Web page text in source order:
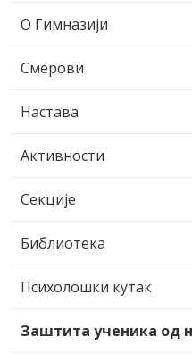
О Гимназији
Смерови
Настава
Активности
Секције
Библиотека
Психолошки кутак
Заштита ученика од